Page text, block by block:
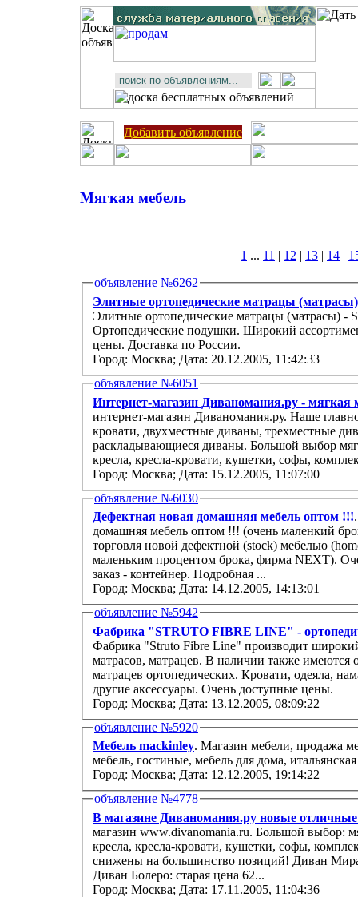
Добавить объявление
Мягкая мебель
1 ... 11 | 12 | 13 | 14 |
объявление №6262
Элитные ортопедические матрацы
Элитные ортопедические матрацы (матрасы) -
Ортопедические подушки. Широкий ассортимент.
цены. Доставка по России.
Город: Москва; Дата: 20.12.2005, 11:42:33
объявление №6051
Интернет-магазин Диваномания.ру - мягкая
интернет-магазин Диваномания.ру. Наше
кровати, двухместные диваны, трехместные
раскладывающиеся диваны. Большой выбор мягкой мебели:
кресла, кресла-кровати, кушетки, софы,
Город: Москва; Дата: 15.12.2005, 11:07:00
объявление №6030
Дефектная новая домашняя мебель оптом !!!
домашняя мебель оптом !!! (очень маленкий
торговля новой дефектной (stock) мебелью (homeware) из Англии для дома (с очень
маленьким процентом брока, фирма NEXT).
заказ - контейнер. Подробная ...
Город: Москва; Дата: 14.12.2005, 14:13:01
объявление №5942
Фабрика "STRUTO FIBRE LINE" -
Фабрика "Struto Fibre Line" производит
матрасов, матрацев. В наличии также имеются
матрацев ортопедических. Кровати, одеяла,
другие аксессуары. Очень доступные цены.
Город: Москва; Дата: 13.12.2005, 08:09:22
объявление №5920
Мебель mackinley. Магазин мебели, продажа
мебель, гостиные, мебель для дома,
Город: Москва; Дата: 12.12.2005, 19:14:22
объявление №4778
В магазине Диваномания.ру новые
магазин www.divanomania.ru. Большой выбор: мягкая мебель, диваны, угловые диваны,
кресла, кресла-кровати, кушетки, софы,
снижены на большинство позиций! Диван
Диван Болеро: старая цена 62...
Город: Москва; Дата: 17.11.2005, 11:04:36